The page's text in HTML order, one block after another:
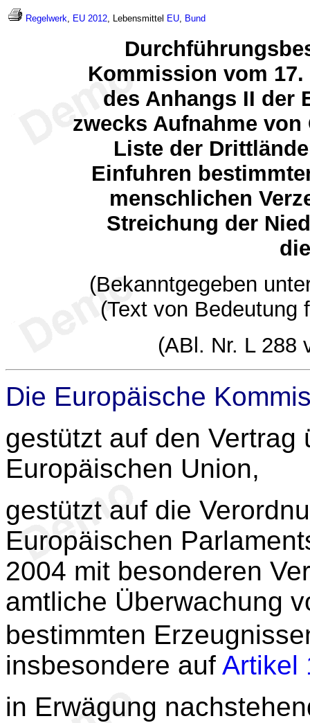
Regelwerk, EU 2012, Lebensmittel EU, Bund
Kommission vom
des Anhangs II der
zwecks Aufnahme
Liste der
Einfuhren
menschlichen
Streichung der
(Bekanntgegeben
(Text von Bedeutung
(ABl. Nr. L 288
Die Europäische
gestützt auf den Vertrag
Europäischen Union,
gestützt auf die
Europäischen
2004 mit besonderen
amtliche Überwachung
bestimmten
insbesondere auf Artikel
in Erwägung